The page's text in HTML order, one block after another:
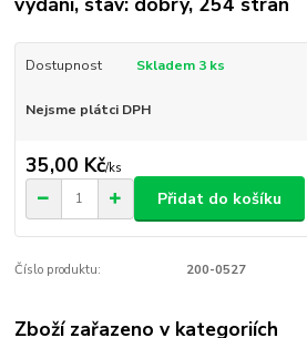
Dostupnost Skladem 3 ks
Nejsme plátci DPH
35,00 Kč/ks
Přidat do košíku
Číslo produktu: 200-0527
Zboží zařazeno v kategoriích